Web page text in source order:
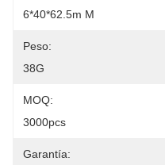
6*40*62.5m M
Peso:
38G
MOQ:
3000pcs
Garantía: